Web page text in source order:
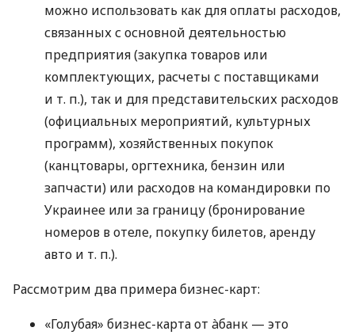
можно использовать как для оплаты расходов,
связанных с основной деятельностью
предприятия (закупка товаров или
комплектующих, расчеты с поставщиками
и т. п.), так и для представительских расходов
(официальных мероприятий, культурных
программ), хозяйственных покупок
(канцтовары, оргтехника, бензин или
запчасти) или расходов на командировки по
Украинее или за границу (бронирование
номеров в отеле, покупку билетов, аренду
авто и т. п.).
Рассмотрим два примера бизнес-карт:
«Голубая» бизнес-карта от àбанк — это